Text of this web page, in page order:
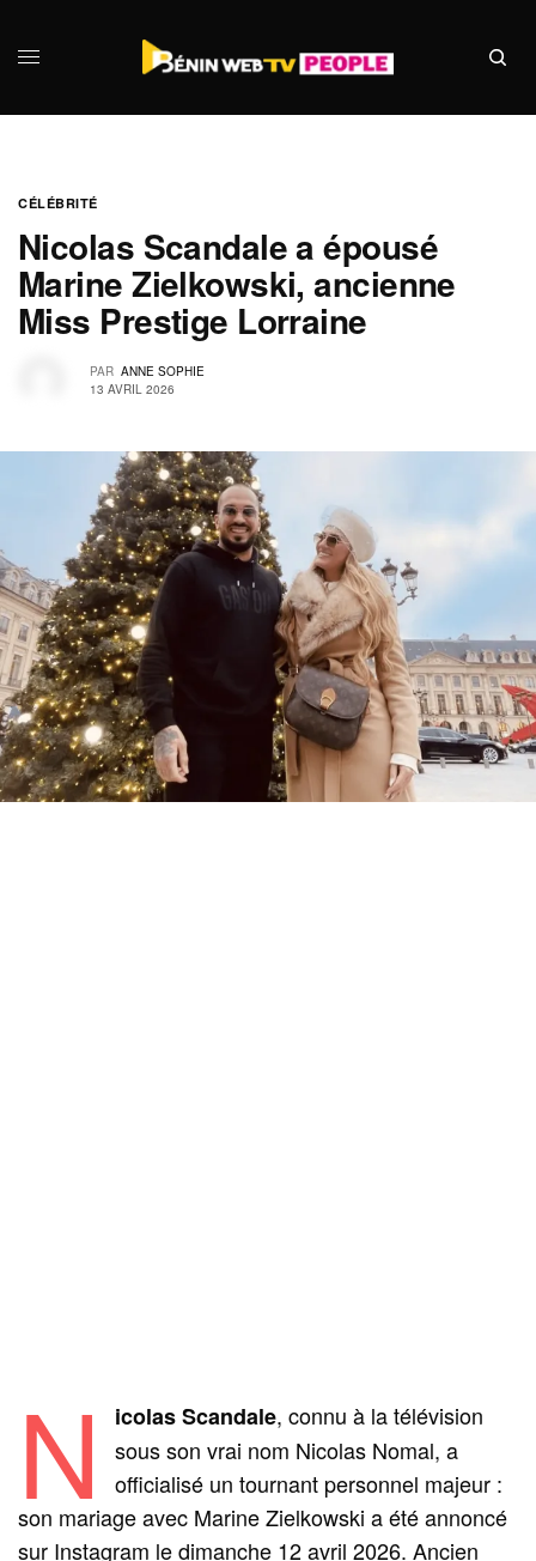
CÉLÉBRITÉ
Nicolas Scandale a épousé
Marine Zielkowski, ancienne
Miss Prestige Lorraine
PAR ANNE SOPHIE
13 AVRIL 2026
N icolas Scandale, connu à la télévision
sous son vrai nom Nicolas Nomal, a
officialisé un tournant personnel majeur :
son mariage avec Marine Zielkowski a été annoncé
sur Instagram le dimanche 12 avril 2026. Ancien